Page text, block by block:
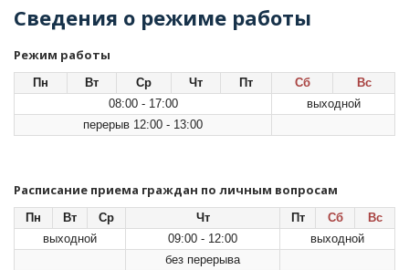
Сведения о режиме работы
Режим работы
Пн Вт Ср Чт Пт Сб
Вс
08:00 - 17:00
выходной
перерыв 12:00 - 13:00
Расписание приема граждан по личным вопросам
Пн Вт Ср Чт Пт Сб
Вс
выходной
09:00 - 12:00
выходной
без перерыва